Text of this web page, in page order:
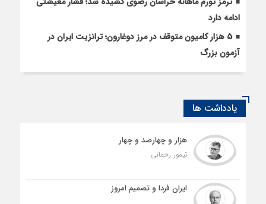
ادامه دارد
5 هزار کامیون متوقف در مرز دوغارون؛ ترانزیت ایران در
آزمون بزرگ
یادداشت ها
هزار و چهارصد و چهار
تیمور رحمانی
ایران فردا و تصمیم امروز